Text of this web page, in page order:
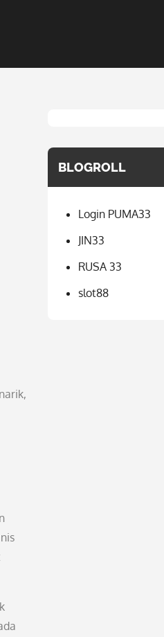
BLOGROLL
Login PUMA33
JIN33
RUSA 33
slot88